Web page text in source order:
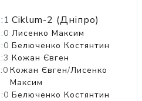
Ciklum-2 (Дніпро)
Лисенко Максим
Белюченко Костянтин
Кожан Євген
Кожан Євген/Лисенко
Максим
Белюченко Костянтин